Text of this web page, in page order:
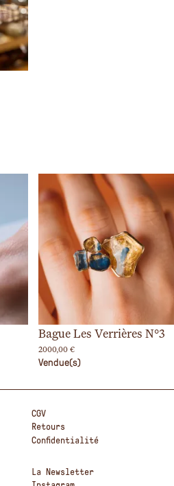
Bague Les Verrières N°3
2000,00 €
Vendue(s)
CGV
Retours
Confidentialité
La Newsletter